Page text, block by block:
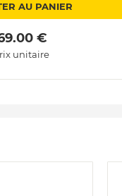
AU PANIER
€
unitaire